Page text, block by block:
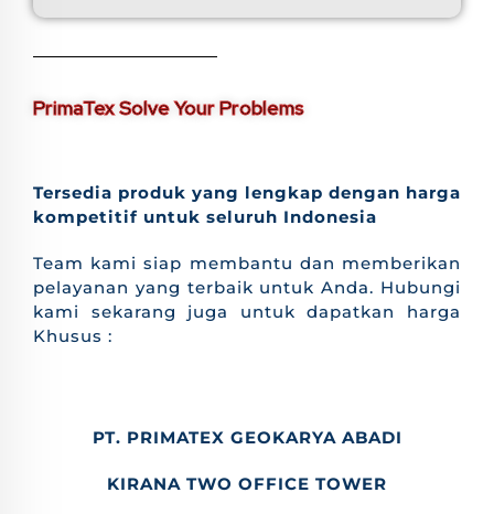
PrimaTex Solve Your Problems
Tersedia produk yang lengkap dengan harga
kompetitif untuk seluruh Indonesia
Team kami siap membantu dan memberikan
pelayanan yang terbaik untuk Anda. Hubungi
kami sekarang juga untuk dapatkan harga
Khusus :
PT. PRIMATEX GEOKARYA ABADI
KIRANA TWO OFFICE TOWER